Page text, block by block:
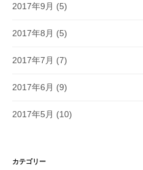
2017年9月 (5)
2017年8月 (5)
2017年7月 (7)
2017年6月 (9)
2017年5月 (10)
カテゴリー